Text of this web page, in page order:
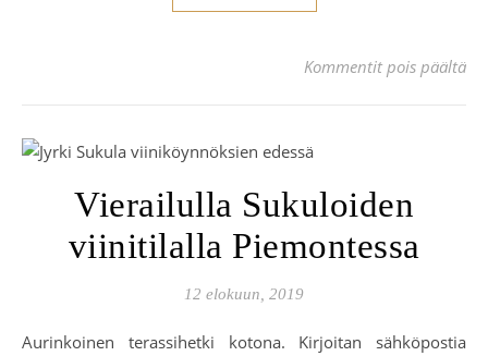
Kommentit pois päältä
Vierailulla Sukuloiden
viinitilalla Piemontessa
12 elokuun, 2019
Aurinkoinen terassihetki kotona. Kirjoitan sähköpostia